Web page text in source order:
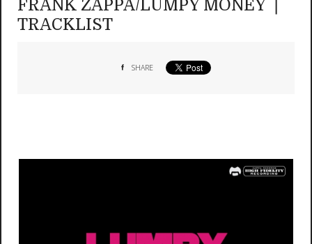
FRANK ZAPPA/LUMPY MONEY ❘
TRACKLIST
SHARE